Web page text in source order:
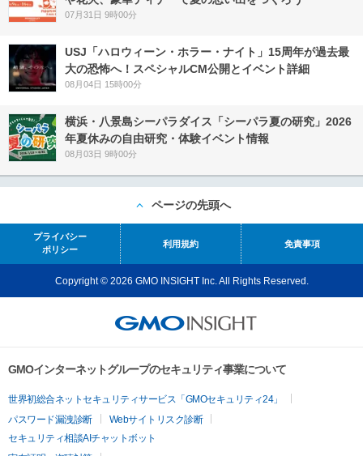
07月31日 9時00分
USJ「ハロウィーン・ホラー・ナイト」15周年が過去最
大の恐怖へ！スペシャルCM公開とイベント詳細
08月04日 15時00分
横浜・八景島シーパラダイス「シーパラ夏の研究」2026
年夏休みの自由研究・体験イベント情報
08月03日 9時00分
ページの先頭へ
プライバシー
ポリシー
利用規約 免責事項
Copyright © 2026 GMO INSIGHT Inc. All Rights Reserved.
GMOインターネットグループのセキュリティ事業について
世界初総合ネットセキュリティサービス「GMOセキュリティ24」
パスワード漏洩診断
Webサイトリスク診断
セキュリティ相談AIチャットボット